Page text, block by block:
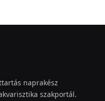
naprakész
szakportál.